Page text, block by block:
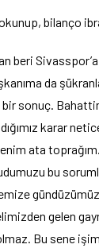
bilanço
beri
da
sonuç.
karar
ata
bu
gelen
Bu sene